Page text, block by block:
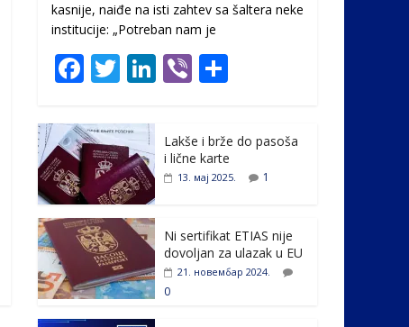
kasnije, naiđe na isti zahtev sa šaltera neke
institucije: „Potreban nam je
F
e
b
o
o
k
T
itt
er
Li
e
dI
Vi
er ar
e
Lakše i brže do pasoša
i lične karte
13. мај 2025. 1
Ni sertifikat ETIAS nije
dovoljan za ulazak u EU
21. новембар 2024.
0